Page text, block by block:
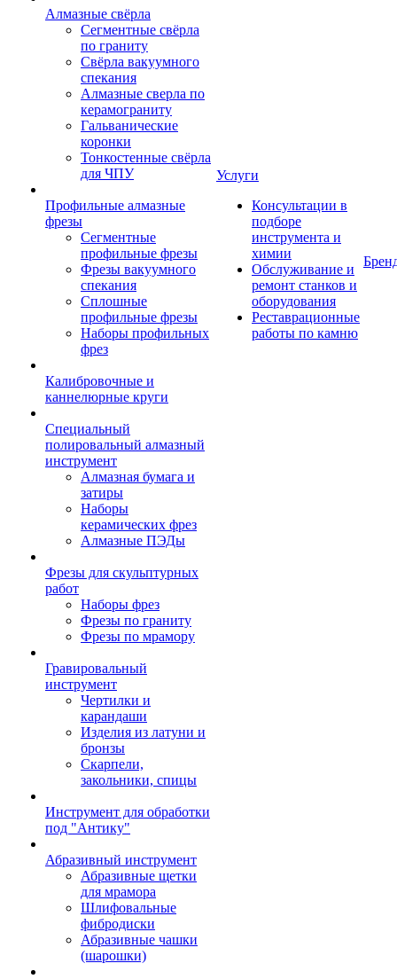
Алмазные свёрла
Сегментные свёрла
по граниту
Свёрла вакуумного
спекания
Алмазные сверла по
керамограниту
Гальванические
коронки
Тонкостенные свёрла
для ЧПУ
Профильные алмазные
фрезы
Сегментные
профильные фрезы
Фрезы вакуумного
спекания
Сплошные
профильные фрезы
Наборы профильных
фрез
Калибровочные и
каннелюрные круги
Специальный
полировальный алмазный
инструмент
Алмазная бумага и
затиры
Наборы
керамических фрез
Алмазные ПЭДы
Фрезы для скульптурных
работ
Наборы фрез
Фрезы по граниту
Фрезы по мрамору
Гравировальный
инструмент
Чертилки и
карандаши
Изделия из латуни и
бронзы
Скарпели,
закольники, спицы
Инструмент для обработки
под "Антику"
Абразивный инструмент
Абразивные щетки
для мрамора
Шлифовальные
фибродиски
Абразивные чашки
(шарошки)
Услуги
Консультации в
подборе
инструмента и
химии
Обслуживание и
ремонт станков и
оборудования
Реставрационные
работы по камню